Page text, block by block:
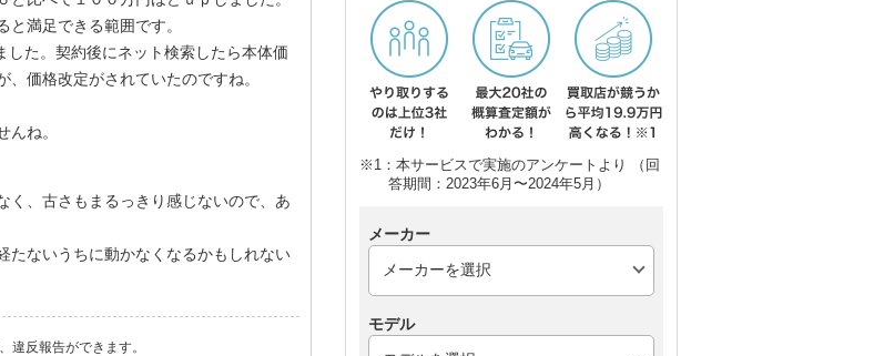
満足できる範囲です。
た。契約後にネット検索したら本体価
価格改定がされていたのですね。
ね。
く、古さもまるっきり感じないので、あ
たないうちに動かなくなるかもしれない
違反報告ができます。
※1：本サービスで実施のアンケートより （回
答期間：2023年6月〜2024年5月）
メーカー
モデル